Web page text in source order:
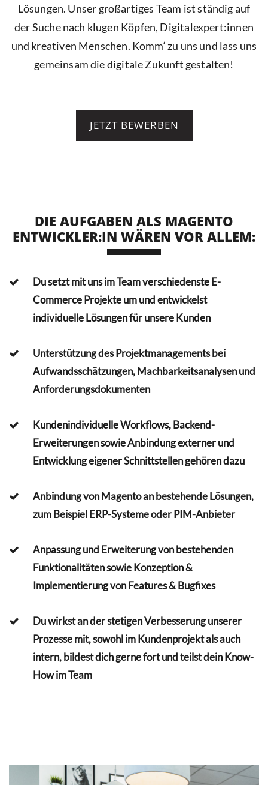
Lösungen. Unser großartiges Team ist ständig auf
der Suche nach klugen Köpfen, Digitalexpert:innen
und kreativen Menschen. Komm‘ zu uns und lass uns
gemeinsam die digitale Zukunft gestalten!
JETZT BEWERBEN
DIE AUFGABEN ALS MAGENTO
ENTWICKLER:IN WÄREN VOR ALLEM:
Du setzt mit uns im Team verschiedenste E-
Commerce Projekte um und entwickelst
individuelle Lösungen für unsere Kunden
Unterstützung des Projektmanagements bei
Aufwandsschätzungen, Machbarkeitsanalysen und
Anforderungsdokumenten
Kundenindividuelle Workflows, Backend-
Erweiterungen sowie Anbindung externer und
Entwicklung eigener Schnittstellen gehören dazu
Anbindung von Magento an bestehende Lösungen,
zum Beispiel ERP-Systeme oder PIM-Anbieter
Anpassung und Erweiterung von bestehenden
Funktionalitäten sowie Konzeption &
Implementierung von Features & Bugfixes
Du wirkst an der stetigen Verbesserung unserer
Prozesse mit, sowohl im Kundenprojekt als auch
intern, bildest dich gerne fort und teilst dein Know-
How im Team